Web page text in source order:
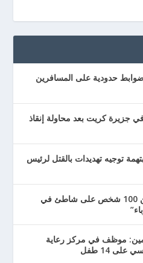
حدودية على المسافرين
(42 عاماً) في جزيرة كريت بعد محاولة إنقاذ
توجيه تهديدات بالقتل لرئيس
قنديل بحر ملون يلسع أكثر من 100 شخص على شاطئ في
موظف في مركز رعاية
14 طفل